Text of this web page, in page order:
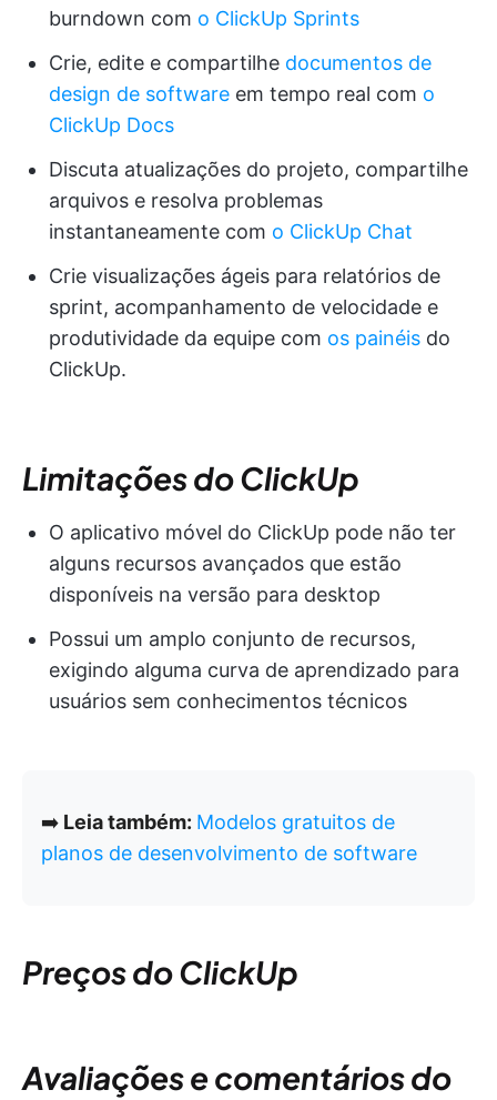
burndown com o ClickUp Sprints
Crie, edite e compartilhe documentos de
design de software em tempo real com o
ClickUp Docs
Discuta atualizações do projeto, compartilhe
arquivos e resolva problemas
instantaneamente com o ClickUp Chat
Crie visualizações ágeis para relatórios de
sprint, acompanhamento de velocidade e
produtividade da equipe com os painéis do
ClickUp.
Limitações do ClickUp
O aplicativo móvel do ClickUp pode não ter
alguns recursos avançados que estão
disponíveis na versão para desktop
Possui um amplo conjunto de recursos,
exigindo alguma curva de aprendizado para
usuários sem conhecimentos técnicos
➡️ Leia também: Modelos gratuitos de
planos de desenvolvimento de software
Preços do ClickUp
Avaliações e comentários do